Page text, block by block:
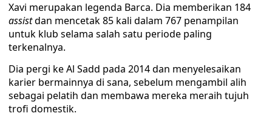
Xavi merupakan legenda Barca. Dia memberikan 184
assistdan mencetak 85 kali dalam 767 penampilan
untuk klub selama salah satu periode paling
terkenalnya.
Dia pergi ke Al Sadd pada 2014 dan menyelesaikan
karier bermainnya di sana, sebelum mengambil alih
sebagai pelatih dan membawa mereka meraih tujuh
trofi domestik.